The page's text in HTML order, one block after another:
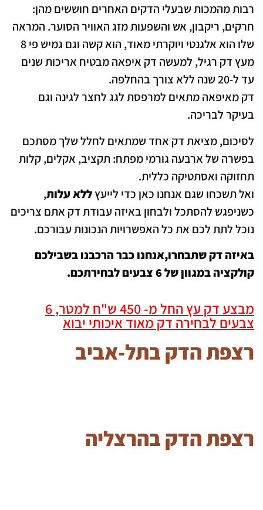
רבות מהמכות שבעלי הדקים האחרים חוששים מהן:
חרקים, ריקבון, אש והשפעות מזג האוויר הסוער. המראה
שלו הוא אלגנטי ויוקרתי מאוד, הוא קשה וגם גמיש פי 8
מעץ דק רגיל, למעשה דק איפאה מבטיח אריכות שנים
עד ל-20 שנה ללא צורך בהחלפה.
דק מאיפאה מתאים למרפסת לגג לחצר לגינה וגם
בעיקר לבריכה.
לסיכום, מציאת דק אחד שמתאים לחלל שלך מסתכם
בפשרה של ארבעה גורמי מפתח: תקציב, אקלים, קלות
תחזוקה ואסתטיקה כללית.
ואל תשכחו שגם אנחנו כאן כדי לייעץללא עלות,
כשניפגש להסתכל ולבחון באיזה עבודת דק אתם צריכים
נוכל לתת לכם את כל האפשרויות הנכונות עבורכם.
באיזה דק שתבחרו,אנחנו כבר הרכבנו בשבילכם
קולקציה במגוון של 6 צבעים לבחירתכם.
מבצע דק עץ החל מ- 450 ש"ח למטר, 6
צבעים לבחירה דק מאוד איכותי יבוא
רצפת הדק בתל-אביב
רצפת הדק בהרצליה